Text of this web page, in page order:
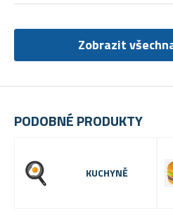
PODOBNÉ PRODUKTY
KUCHYNĚ
Zobrazit